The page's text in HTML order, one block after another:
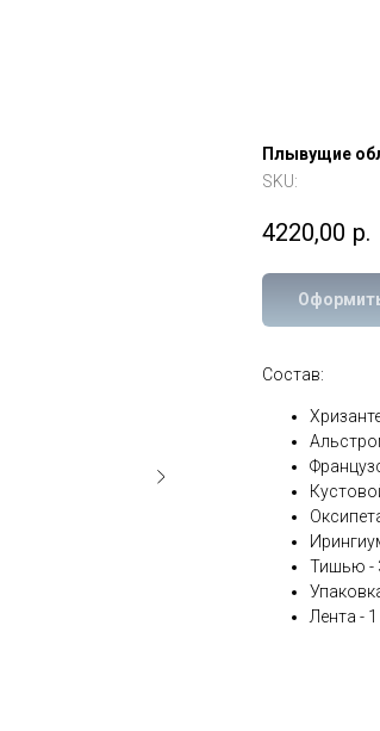
Плывущие
SKU:
4220,00 р.
Состав:
Тишью -
Лента - 1